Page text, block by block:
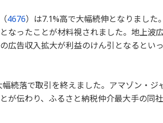
4676）は7.1%高で大幅続伸となりました
なったことが材料視されました。地上波
広告収入拡大が利益のけん引となるとい
幅続落で取引を終えました。アマゾン・ジ
が伝わり、ふるさと納税仲介最大手の同